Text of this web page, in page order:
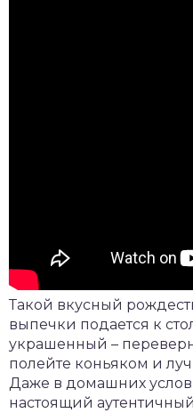
Такой вкусный
выпечки подается к
украшенный –
полейте коньяком и
Даже в домашних
настоящий